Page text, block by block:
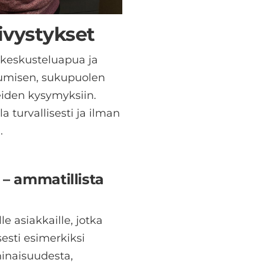
ja
sukupuolen
kysymyksiin.
turvallisesti ja ilman
ammatillista
asiakkaille, jotka
esimerkiksi